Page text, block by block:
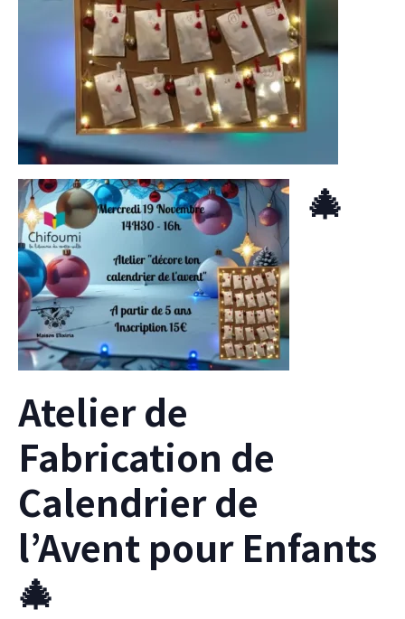
🎄
Atelier de
Fabrication de
Calendrier de
l’Avent pour Enfants
🎄